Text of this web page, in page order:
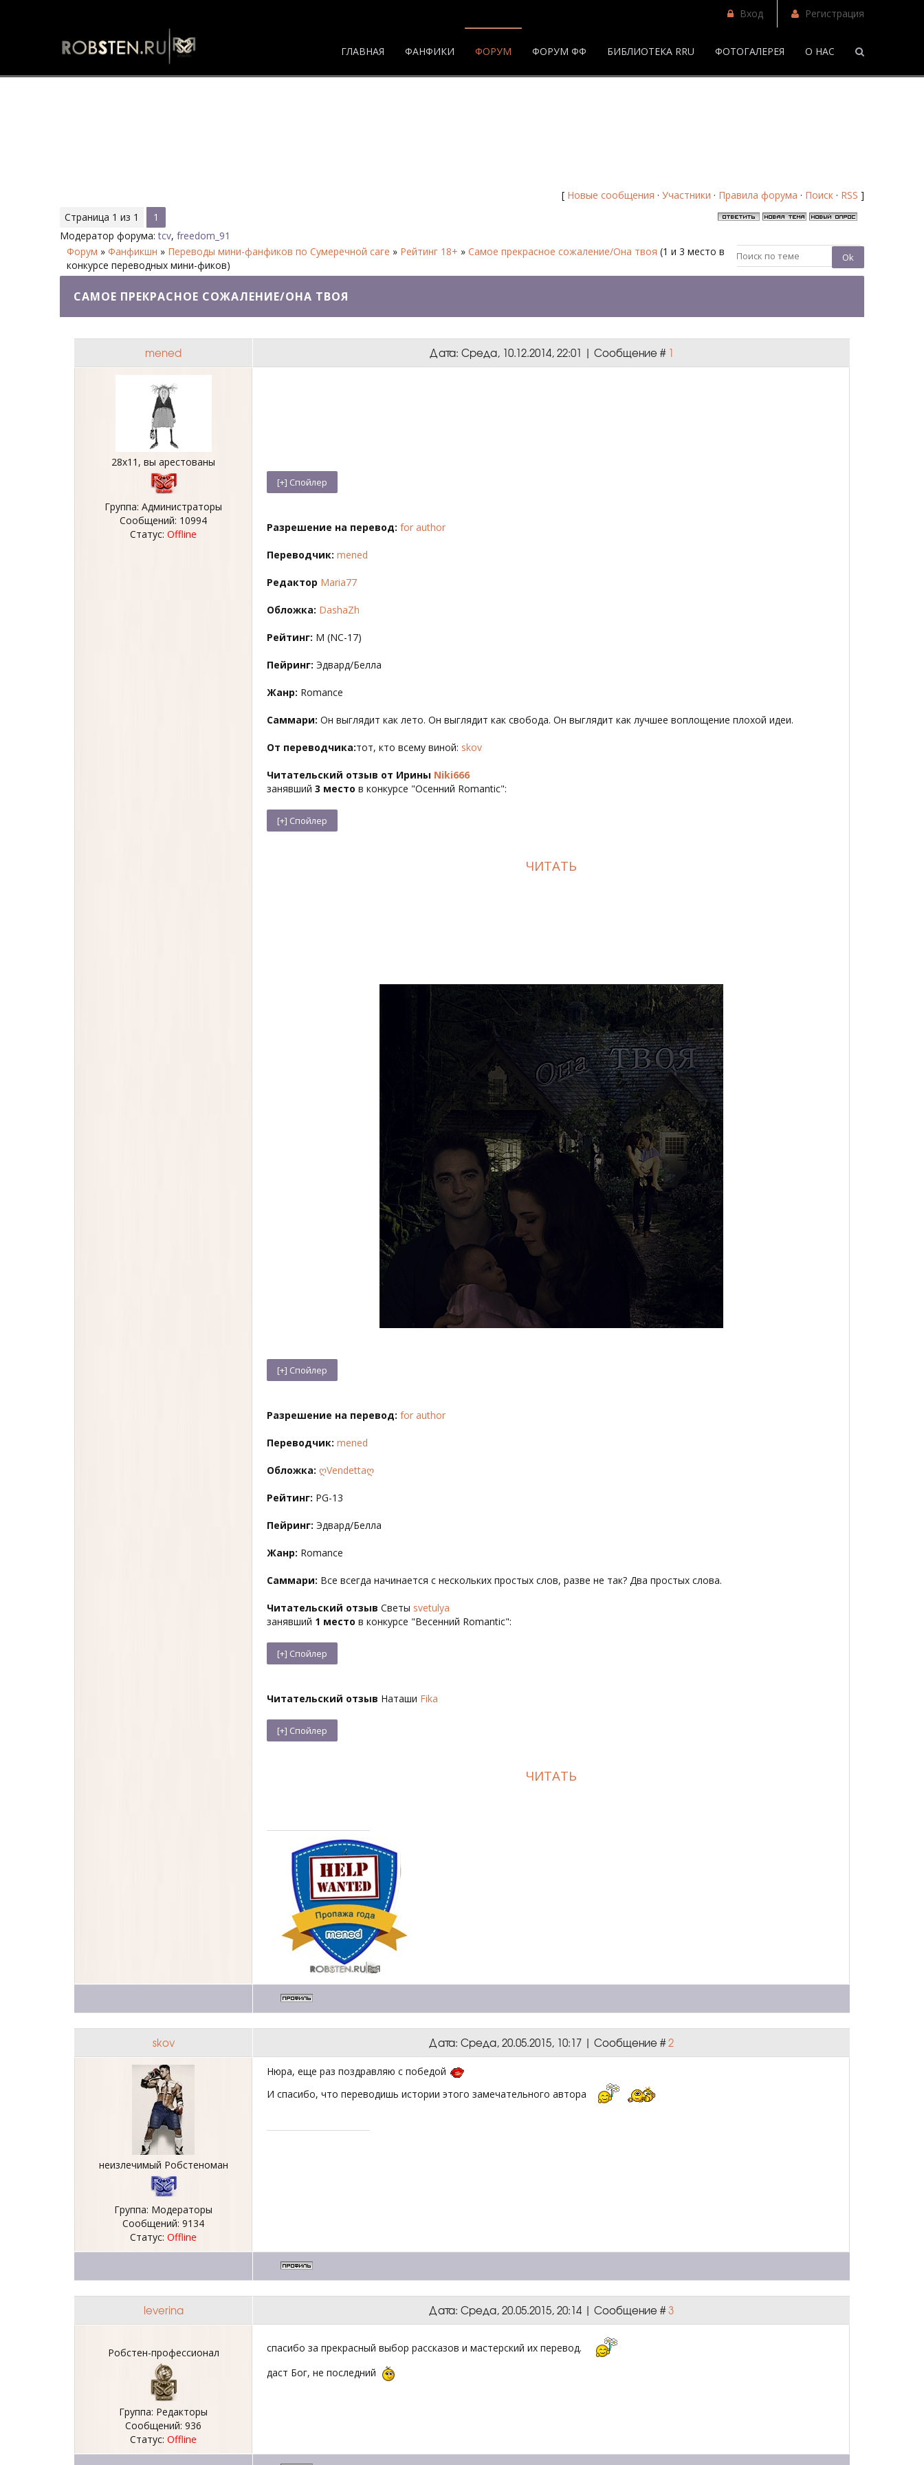
Вход Регистрация
ГЛАВНАЯ ФАНФИКИ ФОРУМ ФОРУМ ФФ БИБЛИОТЕКА RRU ФОТОГАЛЕРЕЯ О НАС
[ Новые сообщения · Участники · Правила форума · Поиск · RSS ]
Страница 1 из 1
1
Модератор форума:tcv, freedom_91
Форум » Фанфикшн » Переводы мини-фанфиков по Сумеречной саге » Рейтинг 18+ » Самое прекрасное сожаление/Она твоя (1 и 3 место в
конкурсе переводных мини-фиков)
САМОЕ ПРЕКРАСНОЕ СОЖАЛЕНИЕ/ОНА ТВОЯ
mened Дата: Среда, 10.12.2014, 22:01 | Сообщение # 1
28х11, вы арестованы
Группа: Администраторы
Сообщений: 10994
Статус: Offline
Разрешение на перевод: for author
Переводчик: mened
Редактор Maria77
Обложка: DashaZh
Рейтинг: M (NC-17)
Пейринг: Эдвард/Белла
Жанр: Romance
Саммари: Он выглядит как лето. Он выглядит как свобода. Он выглядит как лучшее воплощение плохой идеи.
От переводчика:тот, кто всему виной: skov
Читательский отзыв от Ирины Niki666
занявший 3 место в конкурсе "Осенний Romantic":
ЧИТАТЬ
Разрешение на перевод: for author
Переводчик: mened
Обложка: ღVendettaღ
Рейтинг: PG-13
Пейринг: Эдвард/Белла
Жанр: Romance
Саммари: Все всегда начинается с нескольких простых слов, разве не так? Два простых слова.
Читательский отзыв Светы svetulya
занявший 1 место в конкурсе "Весенний Romantic":
Читательский отзыв Наташи Fika
ЧИТАТЬ
skov Дата: Среда, 20.05.2015, 10:17 | Сообщение #2
неизлечимый Робстеноман
Группа: Модераторы
Сообщений: 9134
Статус: Offline
Нюра, еще раз поздравляю с победой
И спасибо, что переводишь истории этого замечательного автора
leverina Дата: Среда, 20.05.2015, 20:14 | Сообщение #3
Робстен-профессионал
Группа: Редакторы
Сообщений: 936
Статус: Offline
спасибо за прекрасный выбор рассказов и мастерский их перевод.
даст Бог, не последний